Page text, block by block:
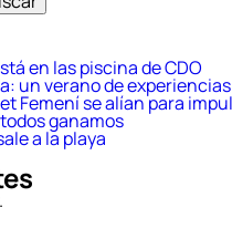
en las piscina de CDO
un verano de
Femení se alían para
ganamos
a la playa